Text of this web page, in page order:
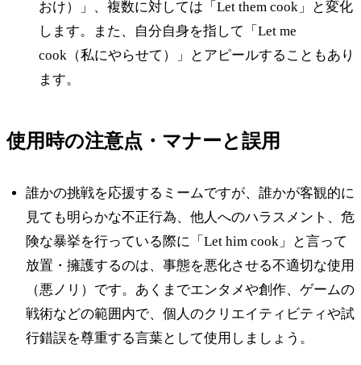
おけ）」、複数に対しては「Let them cook」と変化
します。また、自分自身を指して「Let me
cook（私にやらせて）」とアピールすることもあり
ます。
使用時の注意点・マナーと誤用
誰かの挑戦を応援するミームですが、誰かが客観的に
見ても明らかな不正行為、他人へのハラスメント、危
険な暴挙を行っている際に「Let him cook」と言って
放置・擁護するのは、事態を悪化させる不適切な使用
（悪ノリ）です。あくまでエンタメや創作、ゲームの
戦術などの範囲内で、個人のクリエイティビティや試
行錯誤を尊重する言葉として使用しましょう。